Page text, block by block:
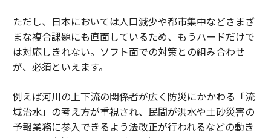
ただし、日本においては人口減少や都市集中などさまざ
まな複合課題にも直面しているため、もうハードだけで
は対応しきれない。ソフト面での対策との組み合わせ
が、必須といえます。
例えば河川の上下流の関係者が広く防災にかかわる「流
域治水」の考え方が重視され、民間が洪水や土砂災害の
予報業務に参入できるよう法改正が行われるなどの動き